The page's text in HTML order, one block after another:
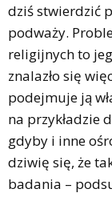
dziś stwierdzić
podważy.
religijnych to
znalazło się
podejmuje ją
na przykładzie
gdyby i inne
dziwię się, że
badania –